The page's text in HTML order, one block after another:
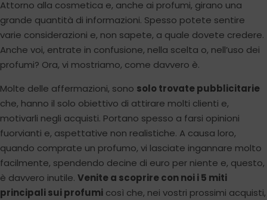
Attorno alla cosmetica e, anche ai profumi, girano una
grande quantità di informazioni. Spesso potete sentire
varie considerazioni e, non sapete, a quale dovete credere.
Anche voi, entrate in confusione, nella scelta o, nell’uso dei
profumi? Ora, vi mostriamo, come davvero è.
Molte delle affermazioni, sono solo trovate pubblicitarie
che, hanno il solo obiettivo di attirare molti clienti e,
motivarli negli acquisti. Portano spesso a farsi opinioni
fuorvianti e, aspettative non realistiche. A causa loro,
quando comprate un profumo, vi lasciate ingannare molto
facilmente, spendendo decine di euro per niente e, questo,
è davvero inutile. Venite a scoprire con noi i 5 miti
principali sui profumi così che, nei vostri prossimi acquisti,